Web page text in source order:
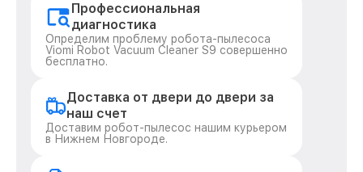
Профессиональная
диагностика
Определим проблему робота-пылесоса
Viomi Robot Vacuum Cleaner S9 совершенно
бесплатно.
Доставка от двери до двери за
наш счет
Доставим робот-пылесос нашим курьером
в Нижнем Новгороде.